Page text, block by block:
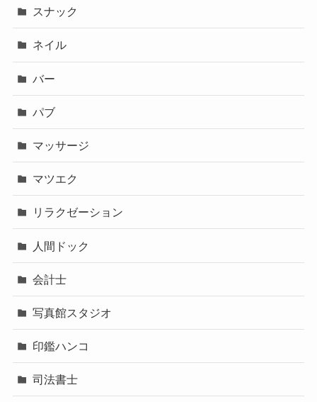
スナック
ネイル
バー
パブ
マッサージ
マツエク
リラクゼーション
人間ドック
会計士
写真館スタジオ
印鑑ハンコ
司法書士